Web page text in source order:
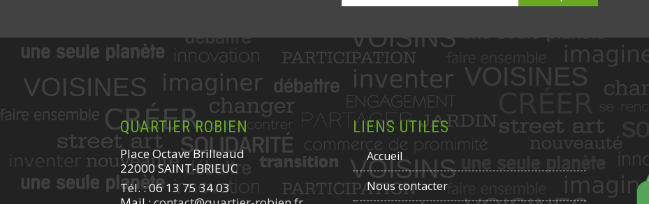
QUARTIER ROBIEN
Place Octave Brilleaud
22000 SAINT-BRIEUC
Tél. : 06 13 75 34 03
LIENS UTILES
Accueil
Nous contacter